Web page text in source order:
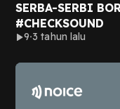
SERBA-SERBI
#CHECKSOUND
9 3 tahun lalu